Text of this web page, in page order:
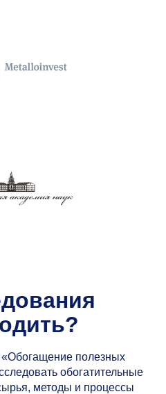
«Обогащение полезных
обогатительные
методы и процессы